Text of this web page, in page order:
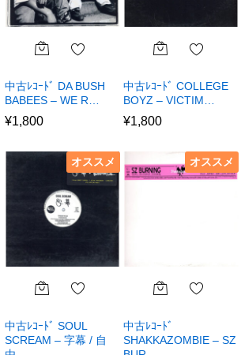
中古ﾚｺｰﾄﾞ DA BUSH
BABEES – WE R…
¥1,800
中古ﾚｺｰﾄﾞ COLLEGE
BOYZ – VICTIM…
¥1,800
オススメ
中古ﾚｺｰﾄﾞ SOUL
SCREAM – 字幕 / 自
オススメ
中古ﾚｺｰﾄﾞ
SHAKKAZOMBIE – SZ